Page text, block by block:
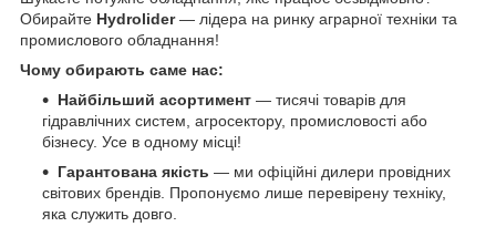
Обирайте Hydrolider— лідера на ринку аграрної техніки та
промислового обладнання!
Чому обирають саме нас:
Найбільший асортимент — тисячі товарів для
гідравлічних систем, агросектору, промисловості або
бізнесу. Усе в одному місці!
Гарантована якість — ми офіційні дилери провідних
світових брендів. Пропонуємо лише перевірену техніку,
яка служить довго.